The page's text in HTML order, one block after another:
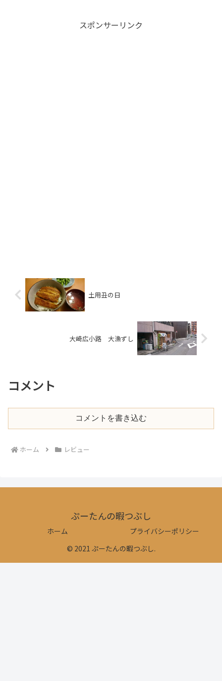
スポンサーリンク
土用丑の日
大崎広小路 大漁ずし
コメント
コメントを書き込む
ホーム レビュー
ぷーたんの暇つぶし
ホーム
プライバシーポリシー
© 2021 ぷーたんの暇つぶし.